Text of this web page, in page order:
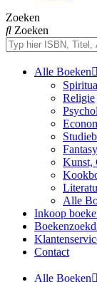
Zoeken
Zoeken
Alle Boeken
Religie
Kunst,
Alle
Inkoop
Contact
Alle Boeken